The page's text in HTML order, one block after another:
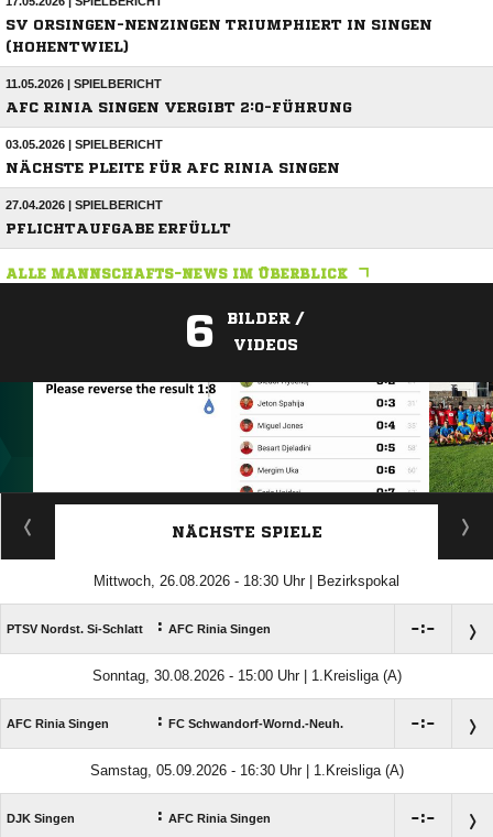
SV ORSINGEN-NENZINGEN TRIUMPHIERT IN SINGEN
(HOHENTWIEL)
11.05.2026 | SPIELBERICHT
AFC RINIA SINGEN VERGIBT 2:0-FÜHRUNG
03.05.2026 | SPIELBERICHT
NÄCHSTE PLEITE FÜR AFC RINIA SINGEN
27.04.2026 | SPIELBERICHT
PFLICHTAUFGABE ERFÜLLT
ALLE MANNSCHAFTS-NEWS IM ÜBERBLICK
6
BILDER /
VIDEOS
ANZEIGE
NÄCHSTE SPIELE
Mittwoch, 26.08.2026 - 18:30 Uhr | Bezirkspokal
PTSV Nordst. Si-Schlatt : AFC Rinia Singen :
Sonntag, 30.08.2026 - 15:00 Uhr | 1.Kreisliga (A)
AFC Rinia Singen : FC Schwandorf-Wornd.-Neuh. :
Samstag, 05.09.2026 - 16:30 Uhr | 1.Kreisliga (A)
DJK Singen : AFC Rinia Singen :